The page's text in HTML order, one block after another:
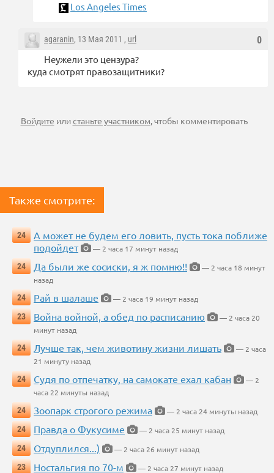
Los Angeles Times
0
agaranin, 13 Мая 2011 , url
Неужели это цензура?
куда смотрят правозащитники?
Войдите илистаньте участником, чтобы комментировать
Также смотрите:
24
А может не будем его ловить, пусть тока поближе
подойдет
— 2 часа 17 минут назад
24
Да были же сосиски, я ж помню!!
— 2 часа 18 минут
назад
24
Рай в шалаше
— 2 часа 19 минут назад
23
Война войной, а обед по расписанию
— 2 часа 20
минут назад
24
Лучше так, чем животину жизни лишать
— 2 часа
21 минуту назад
24
Судя по отпечатку, на самокате ехал кабан
— 2
часа 22 минуты назад
24
Зоопарк строгого режима
— 2 часа 24 минуты назад
24
Правда о Фукусиме
— 2 часа 25 минут назад
24
Отдуплился...)
— 2 часа 26 минут назад
23
Ностальгия по 70-м — 2 часа 27 минут назад